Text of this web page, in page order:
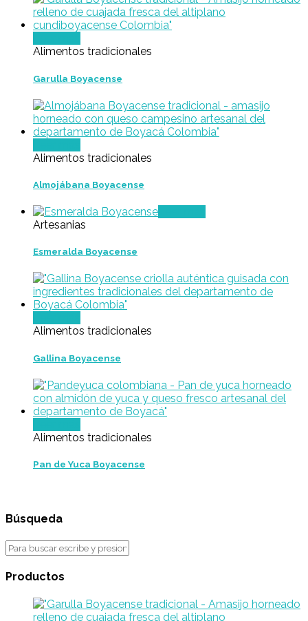
Alimentos tradicionales
Garulla Boyacense
Alimentos tradicionales
Almojábana Boyacense
Artesanias
Esmeralda Boyacense
Alimentos tradicionales
Gallina Boyacense
Alimentos tradicionales
Pan de Yuca Boyacense
Búsqueda
Productos